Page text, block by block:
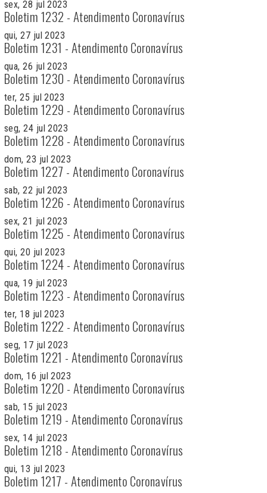
sex, 28 jul 2023
Boletim 1232 - Atendimento Coronavírus
qui, 27 jul 2023
Boletim 1231 - Atendimento Coronavírus
qua, 26 jul 2023
Boletim 1230 - Atendimento Coronavírus
ter, 25 jul 2023
Boletim 1229 - Atendimento Coronavírus
seg, 24 jul 2023
Boletim 1228 - Atendimento Coronavírus
dom, 23 jul 2023
Boletim 1227 - Atendimento Coronavírus
sab, 22 jul 2023
Boletim 1226 - Atendimento Coronavírus
sex, 21 jul 2023
Boletim 1225 - Atendimento Coronavírus
qui, 20 jul 2023
Boletim 1224 - Atendimento Coronavírus
qua, 19 jul 2023
Boletim 1223 - Atendimento Coronavírus
ter, 18 jul 2023
Boletim 1222 - Atendimento Coronavírus
seg, 17 jul 2023
Boletim 1221 - Atendimento Coronavírus
dom, 16 jul 2023
Boletim 1220 - Atendimento Coronavírus
sab, 15 jul 2023
Boletim 1219 - Atendimento Coronavírus
sex, 14 jul 2023
Boletim 1218 - Atendimento Coronavírus
qui, 13 jul 2023
Boletim 1217 - Atendimento Coronavírus